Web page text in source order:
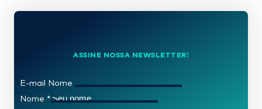
ASSINE NOSSA NEWSLETTER!
E-mail Nome
Nome *